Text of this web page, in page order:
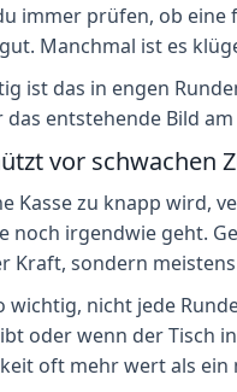
immer prüfen, ob
Manchmal ist es
ist das in engen
das entstehende Bild
vor schwachen
Kasse zu knapp wird,
noch irgendwie geht.
Kraft, sondern
wichtig, nicht jede
oder wenn der Tisch
oft mehr wert als